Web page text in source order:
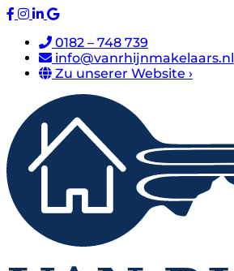
0182 – 748 739
info@vanrhijnmakelaars.nl
Zu unserer Website ›